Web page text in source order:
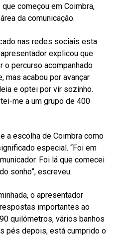
que começou em Coimbra,
da comunicação.
nas redes sociais esta
explicou que
o percurso acompanhado
mas acabou por avançar
e optei por vir sozinho.
me a um grupo de 400
a escolha de Coimbra como
especial. “Foi em
Foi lá que comecei
sonho”, escreveu.
o apresentador
importantes ao
quilómetros, vários banhos
pés depois, está cumprido o